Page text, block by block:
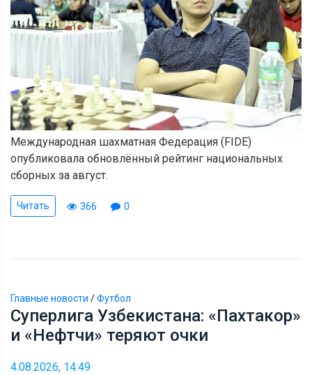
Международная шахматная Федерация (FIDE)
опубликовала обновлённый рейтинг национальных
сборных за август.
Читать 366 0
Главные новости /Футбол
Суперлига Узбекистана: «Пахтакор»
и «Нефтчи» теряют очки
4.08.2026, 14:49